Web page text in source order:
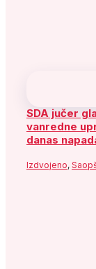
SDA jučer
vanredne
danas
Izdvojeno,